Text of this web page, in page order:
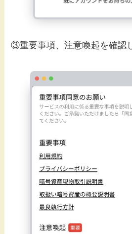
③重要事項、注意喚起を確認